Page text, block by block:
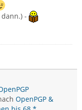
-
OpenPGP &